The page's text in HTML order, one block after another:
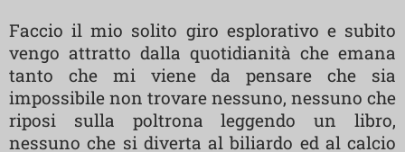
Faccio il mio solito giro esplorativo e subito
vengo attratto dalla quotidianità che emana
tanto che mi viene da pensare che sia
impossibile non trovare nessuno, nessuno che
riposi sulla poltrona leggendo un libro,
nessuno che si diverta al biliardo ed al calcio